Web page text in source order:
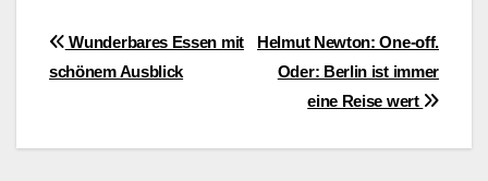
Beitragsnavigation
Helmut Newton: One-off.
Oder: Berlin ist immer
eine Reise wert
Wunderbares Essen mit
schönem Ausblick